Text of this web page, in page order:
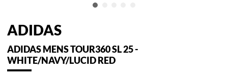
ADIDAS
ADIDAS MENS TOUR360 SL 25 -
WHITE/NAVY/LUCID RED